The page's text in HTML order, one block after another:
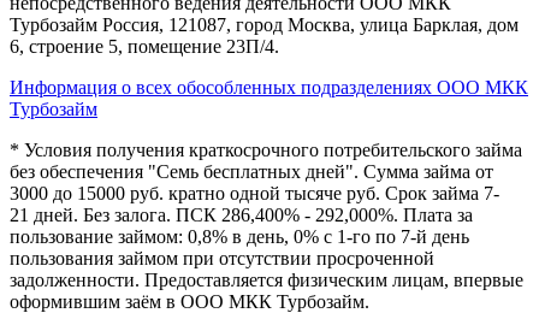
Турбозайм Россия, 121087, город Москва, улица Барклая, дом
6, строение 5, помещение 23П/4.
Информация о всех обособленных подразделениях ООО МКК
Турбозайм
* Условия получения краткосрочного потребительского займа
без обеспечения "Семь бесплатных дней". Сумма займа от
3000 до 15000 руб. кратно одной тысяче руб. Срок займа 7-
21 дней. Без залога. ПСК 286,400% - 292,000%. Плата за
пользование займом: 0,8% в день, 0% с 1-го по 7-й день
пользования займом при отсутствии просроченной
задолженности. Предоставляется физическим лицам, впервые
оформившим заём в ООО МКК Турбозайм.